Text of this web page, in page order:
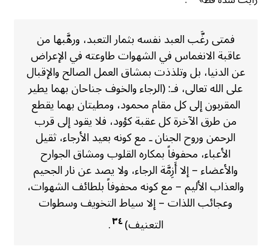
فمتى رغَّب العبد نفسه بثمار التعبد، ورهَّبها من
عاقبة الانغماس في الشهوات طاوعته في الإعراض
عن الدنيا، بل وتلذذت بمشاق العمل الصالح والإقبال
على الله تعالى، فـ: (الرجاء والخوف جناحان بهما يطير
المقربون إلى كل مقام محمود، ومطيتان بهما يقطع
من طرق الآخرة كل عقبة كؤود، فلا يقود إلى قرب
الرحمن وروح الجنان ـ مع كونه بعيد الأرجاء، ثقيل
الأعباء، محفوفاً بمكاره القلوب ومشاق الجوارح
والأعضاء – إلا أَزِمَّة الرجاء، ولا يصد عن نار الجحيم
والعذاب الأليم – مع كونه محفوفاً بلطائف الشهوات،
وعجائب اللذات – إلا سياط التخويف وسطوات
التعنيف)٣٤.